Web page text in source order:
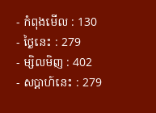
- កំពុងមើល : 130
- ថ្ងៃនេះ : 279
- ម្សិលមិញ : 402
- ស​ប្តា​ហ៍​នេះ : 279